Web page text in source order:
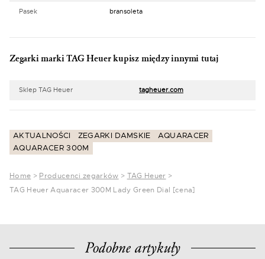
Pasek bransoleta
Zegarki marki TAG Heuer kupisz między innymi tutaj
Sklep TAG Heuer tagheuer.com
AKTUALNOŚCI ZEGARKI DAMSKIE
AQUARACER
AQUARACER 300M
Home > Producenci zegarków > TAG Heuer >
TAG Heuer Aquaracer 300M Lady Green Dial [cena]
Podobne artykuły